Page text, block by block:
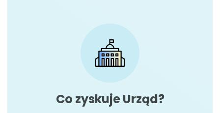
Co zyskuje Urząd?